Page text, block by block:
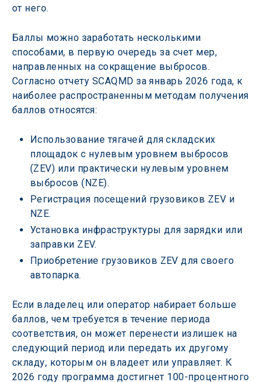
от него.
Баллы можно заработать несколькими
способами, в первую очередь за счет мер,
направленных на сокращение выбросов.
Согласно отчету SCAQMD за январь 2026 года, к
наиболее распространенным методам получения
баллов относятся:
Использование тягачей для складских
площадок с нулевым уровнем выбросов
(ZEV) или практически нулевым уровнем
выбросов (NZE).
Регистрация посещений грузовиков ZEV и
NZE.
Установка инфраструктуры для зарядки или
заправки ZEV.
Приобретение грузовиков ZEV для своего
автопарка.
Если владелец или оператор набирает больше
баллов, чем требуется в течение периода
соответствия, он может перенести излишек на
следующий период или передать их другому
складу, которым он владеет или управляет. К
2026 году программа достигнет 100-процентного